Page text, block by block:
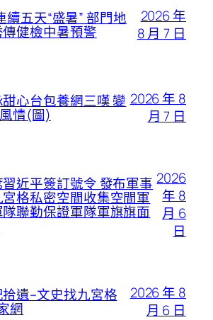
五天“盛暑” 部門地
健檢中暑預警
2026 年
8 月 7 日
心台包養網三嘆 變
情(圖)
2026 年 8
月 7 日
近平簽訂號令 發布軍事
格私密空間收集空間軍
聯勤保證軍隊軍旗旗面
2026
年 8
月 6
日
遺–文史找九宮格
網
2026 年 8
月 6 日